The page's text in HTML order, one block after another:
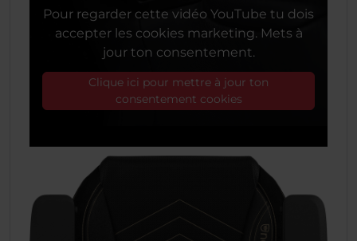
Pour regarder cette vidéo YouTube tu dois
accepter les cookies marketing. Mets à
jour ton consentement.
Clique ici pour mettre à jour ton
consentement cookies